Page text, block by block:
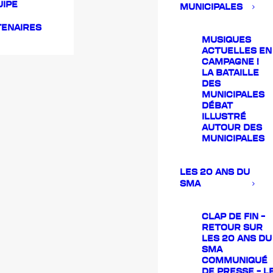
MUNICIPALES
MUSIQUES
ACTUELLES EN
CAMPAGNE !
LA BATAILLE
DES
MUNICIPALES
DÉBAT
ILLUSTRÉ
AUTOUR DES
MUNICIPALES
LES 20 ANS DU
SMA
CLAP DE FIN –
RETOUR SUR
LES 20 ANS DU
SMA
COMMUNIQUÉ